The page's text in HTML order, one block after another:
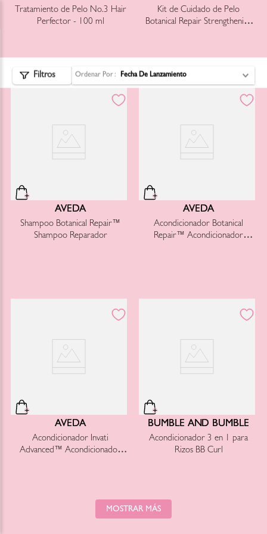
Envío gratis por compras superiores a600 MXN
Ordenar Por Fecha De Lanzamiento
Tratamiento de Pelo No.3 Hair
Perfector - 100 ml
Kit de Cuidado de Pelo
Botanical Repair Strengthening
AVEDA
Shampoo Botanical Repair™
Shampoo Reparador
AVEDA
Acondicionador Botanical
Repair™ Acondicionador
AVEDA
Acondicionador Invati
Advanced™ Acondicionador
BUMBLE AND BUMBLE
Acondicionador 3 en 1 para
Rizos BB Curl
MOSTRAR MÁS